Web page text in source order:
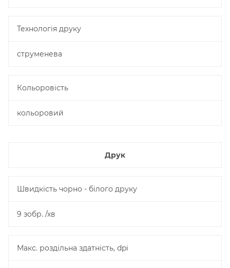
Технологія друку
струменева
Кольоровість
кольоровий
Друк
Швидкість чорно - білого друку
9 зобр. /хв
Макс. роздільна здатність, dpi